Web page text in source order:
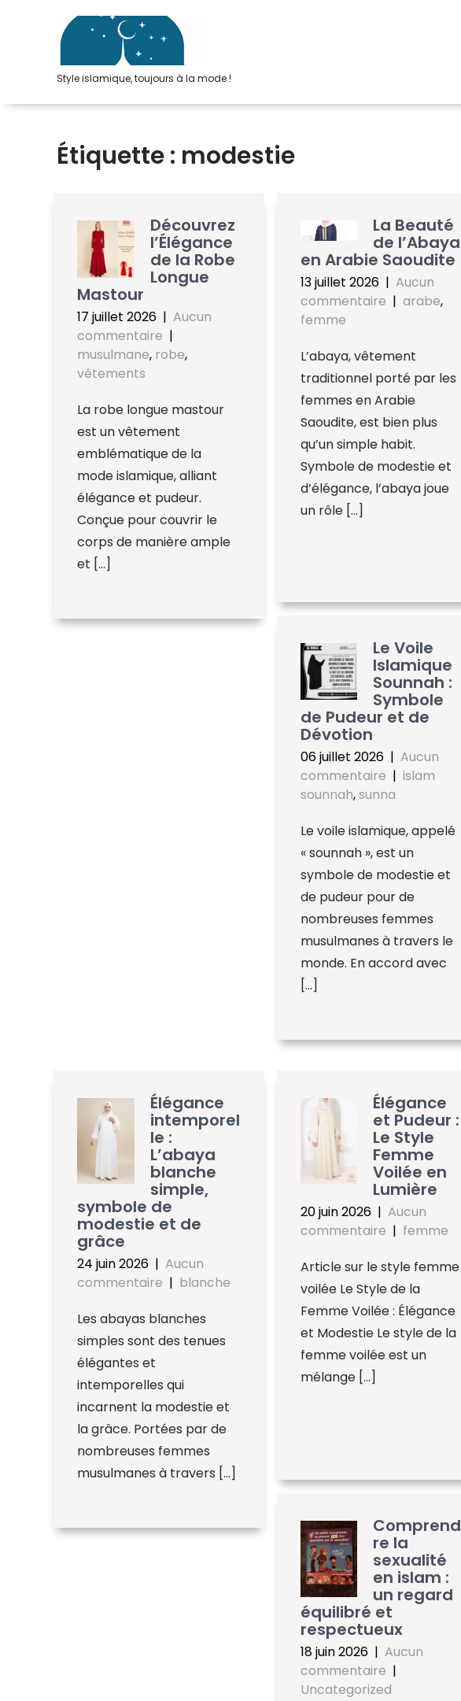
Style islamique, toujours à la mode !
Étiquette : modestie
Découvrez
l’Élégance
de la Robe
Longue
Mastour
17 juillet 2026 | Aucun
commentaire |
musulmane, robe,
vêtements
La robe longue mastour
est un vêtement
emblématique de la
mode islamique, alliant
élégance et pudeur.
Conçue pour couvrir le
corps de manière ample
et […]
La Beauté
de l’Abaya
en Arabie Saoudite
13 juillet 2026 | Aucun
commentaire | arabe,
femme
L’abaya, vêtement
traditionnel porté par les
femmes en Arabie
Saoudite, est bien plus
qu’un simple habit.
Symbole de modestie et
d’élégance, l’abaya joue
un rôle […]
Le Voile
Islamique
Sounnah :
Symbole
de Pudeur et de
Dévotion
06 juillet 2026 | Aucun
commentaire | islam
sounnah,sunna
Le voile islamique, appelé
« sounnah », est un
symbole de modestie et
de pudeur pour de
nombreuses femmes
musulmanes à travers le
monde. En accord avec
[…]
Élégance
intemporel
le :
L’abaya
blanche
simple,
symbole de
modestie et de
grâce
24 juin 2026 | Aucun
commentaire | blanche
Les abayas blanches
simples sont des tenues
élégantes et
intemporelles qui
incarnent la modestie et
la grâce. Portées par de
nombreuses femmes
musulmanes à travers […]
Élégance
et Pudeur :
Le Style
Femme
Voilée en
Lumière
20 juin 2026 | Aucun
commentaire | femme
Article sur le style femme
voilée Le Style de la
Femme Voilée : Élégance
et Modestie Le style de la
femme voilée est un
mélange […]
Comprend
re la
sexualité
en islam :
un regard
équilibré et
respectueux
18 juin 2026 | Aucun
commentaire |
Uncategorized